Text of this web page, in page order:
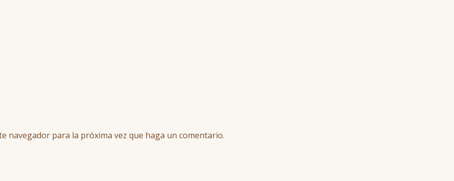
navegador para la próxima vez que haga un comentario.